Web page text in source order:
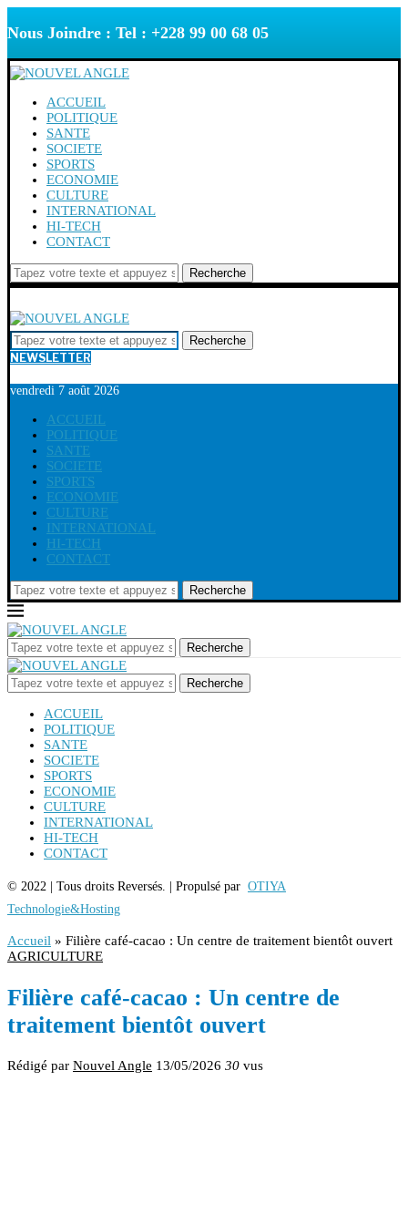
Nous Joindre : Tel : +228 99 00 68 05
ACCUEIL
POLITIQUE
SANTE
SOCIETE
SPORTS
ECONOMIE
CULTURE
INTERNATIONAL
HI-TECH
CONTACT
Recherche
Recherche
NEWSLETTER
vendredi 7 août 2026
ACCUEIL
POLITIQUE
SANTE
SOCIETE
SPORTS
ECONOMIE
CULTURE
INTERNATIONAL
HI-TECH
CONTACT
Recherche
Recherche
Recherche
ACCUEIL
POLITIQUE
SANTE
SOCIETE
SPORTS
ECONOMIE
CULTURE
INTERNATIONAL
HI-TECH
CONTACT
© 2022 | Tous droits Reversés. | Propulsé par OTIYA
Technologie&Hosting
Accueil » Filière café-cacao : Un centre de traitement bientôt ouvert
AGRICULTURE
Filière café-cacao : Un centre de
traitement bientôt ouvert
Rédigé par Nouvel Angle 13/05/2026 30 vus